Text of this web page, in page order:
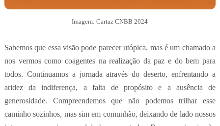
Imagem: Cartaz CNBB 2024
Sabemos que essa visão pode parecer utópica, mas é um chamado a
nos vermos como coagentes na realização da paz e do bem para
todos. Continuamos a jornada através do deserto, enfrentando a
aridez da indiferença, a falta de propósito e a ausência de
generosidade. Compreendemos que não podemos trilhar esse
caminho sozinhos, mas sim em comunhão, deixando de lado nossos